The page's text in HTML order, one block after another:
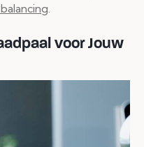
voor Jouw